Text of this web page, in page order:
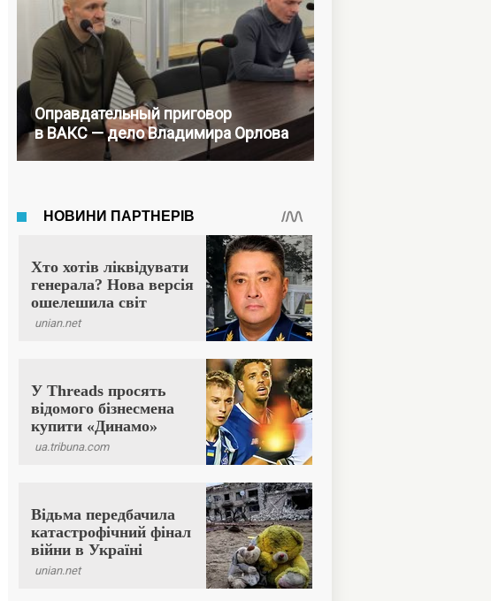
Оправдательный приговор
в ВАКС — дело Владимира Орлова